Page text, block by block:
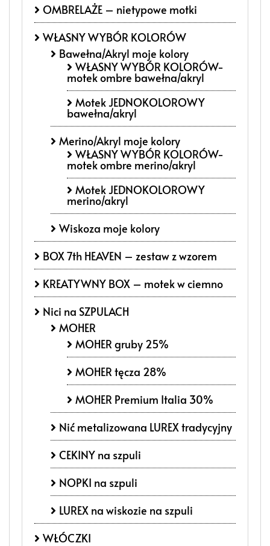
OMBRELAŻE – nietypowe motki
WŁASNY WYBÓR KOLORÓW
Bawełna/Akryl moje kolory
WŁASNY WYBÓR KOLORÓW-
motek ombre bawełna/akryl
Motek JEDNOKOLOROWY
bawełna/akryl
Merino/Akryl moje kolory
WŁASNY WYBÓR KOLORÓW-
motek ombre merino/akryl
Motek JEDNOKOLOROWY
merino/akryl
Wiskoza moje kolory
BOX 7th HEAVEN – zestaw z wzorem
KREATYWNY BOX – motek w ciemno
Nici na SZPULACH
MOHER
MOHER gruby 25%
MOHER tęcza 28%
MOHER Premium Italia 30%
Nić metalizowana LUREX tradycyjny
CEKINY na szpuli
NOPKI na szpuli
LUREX na wiskozie na szpuli
WŁÓCZKI